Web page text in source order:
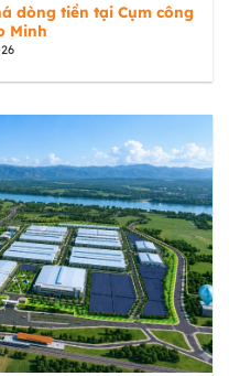
dòng tiền tại Cụm công
Minh